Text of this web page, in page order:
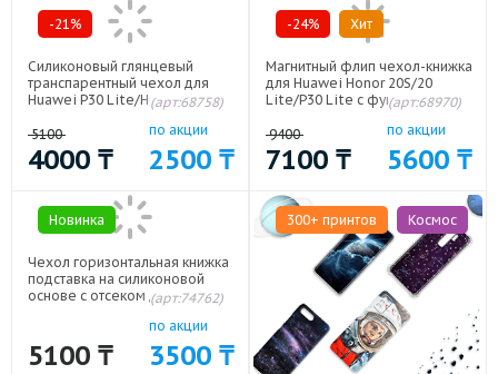
-21%
Силиконовый глянцевый
транспарентный чехол для
Huawei P30 Lite/Huawei Honor
20S/Huawei Honor 20 Lite
(арт:68758)
5100
4000 ₸
по акции
2500 ₸
-24% Хит
Магнитный флип чехол-книжка
для Huawei Honor 20S/20
Lite/P30 Lite с функцией
подставки и с отсеком для
карт Розовый
(арт:68970)
9400
7100 ₸
по акции
5600 ₸
Новинка
Чехол горизонтальная книжка
подставка на силиконовой
основе с отсеком для карт для
Huawei P30 Lite/20 Lite/20S
(арт:74762)
5100 ₸
по акции
3500 ₸
300+ принтов Космос